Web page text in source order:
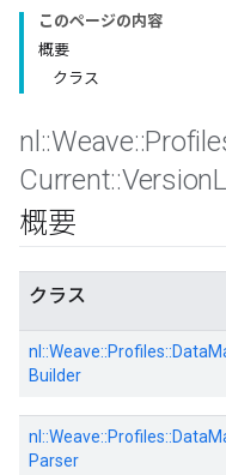
このページの内容
概要
クラス
nl ::Weave::
Current::Version
概要
クラス
nl::Weave::Profiles::
Builder
nl::Weave::Profiles::
Parser